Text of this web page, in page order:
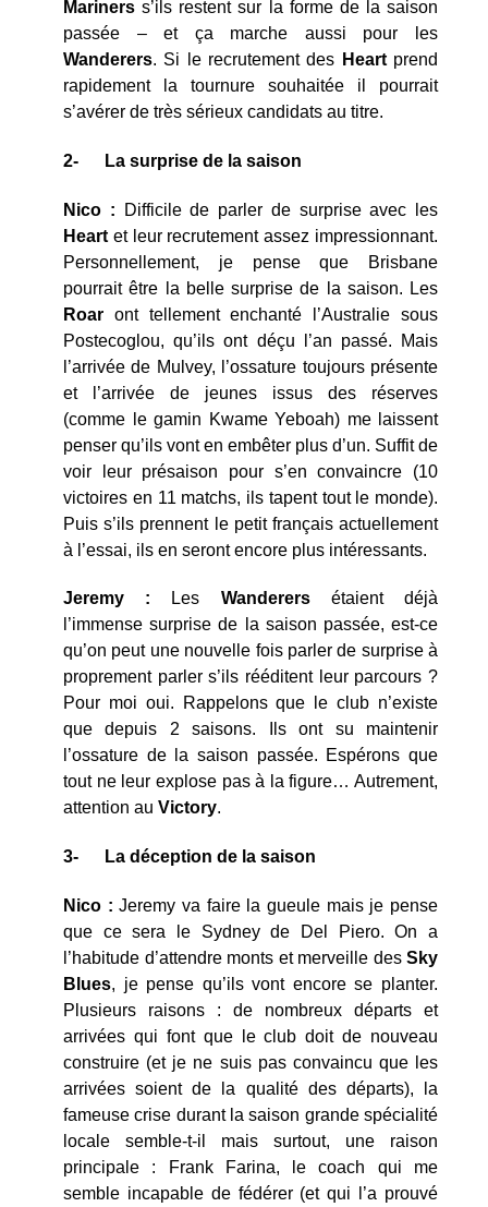
Mariners s’ils restent sur la forme de la saison
passée – et ça marche aussi pour les
Wanderers. Si le recrutement des Heartprend
rapidement la tournure souhaitée il pourrait
s’avérer de très sérieux candidats au titre.
2- La surprise de la saison
Nico : Difficile de parler de surprise avec les
Heart et leur recrutement assez impressionnant.
Personnellement, je pense que Brisbane
pourrait être la belle surprise de la saison. Les
Roar ont tellement enchanté l’Australie sous
Postecoglou, qu’ils ont déçu l’an passé. Mais
l’arrivée de Mulvey, l’ossature toujours présente
et l’arrivée de jeunes issus des réserves
(comme le gamin Kwame Yeboah) me laissent
penser qu’ils vont en embêter plus d’un. Suffit de
voir leur présaison pour s’en convaincre (10
victoires en 11 matchs, ils tapent tout le monde).
Puis s’ils prennent le petit français actuellement
à l’essai, ils en seront encore plus intéressants.
Jeremy : Les Wanderersétaient déjà
l’immense surprise de la saison passée, est-ce
qu’on peut une nouvelle fois parler de surprise à
proprement parler s’ils rééditent leur parcours ?
Pour moi oui. Rappelons que le club n’existe
que depuis 2 saisons. Ils ont su maintenir
l’ossature de la saison passée. Espérons que
tout ne leur explose pas à la figure… Autrement,
attention au Victory.
3- La déception de la saison
Nico : Jeremy va faire la gueule mais je pense
que ce sera le Sydney de Del Piero. On a
l’habitude d’attendre monts et merveille des Sky
Blues, je pense qu’ils vont encore se planter.
Plusieurs raisons : de nombreux départs et
arrivées qui font que le club doit de nouveau
construire (et je ne suis pas convaincu que les
arrivées soient de la qualité des départs), la
fameuse crise durant la saison grande spécialité
locale semble-t-il mais surtout, une raison
principale : Frank Farina, le coach qui me
semble incapable de fédérer (et qui l’a prouvé